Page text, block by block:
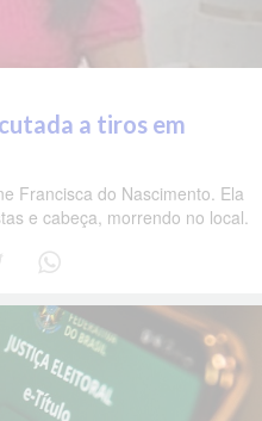
a tiros em
Francisca do Nascimento. Ela
e cabeça, morrendo no local.